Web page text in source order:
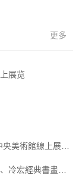
更多
展览
術館線上展覽！
中央美術館線上展覽！